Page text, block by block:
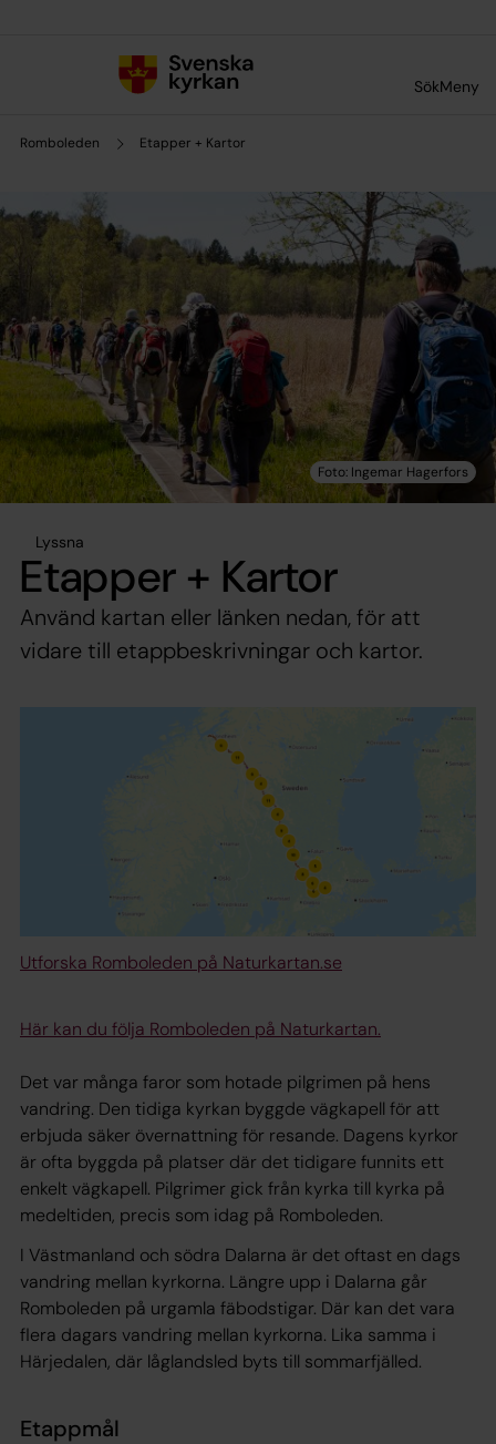
SökMeny
Romboleden Etapper + Kartor
Lyssna
Etapper + Kartor
Använd kartan eller länken nedan, för att
vidare till etappbeskrivningar och kartor.
Utforska Romboleden på Naturkartan.se
Här kan du följa Romboleden på Naturkartan.
Det var många faror som hotade pilgrimen på hens
vandring. Den tidiga kyrkan byggde vägkapell för att
erbjuda säker övernattning för resande. Dagens kyrkor
är ofta byggda på platser där det tidigare funnits ett
enkelt vägkapell. Pilgrimer gick från kyrka till kyrka på
medeltiden, precis som idag på Romboleden.
I Västmanland och södra Dalarna är det oftast en dags
vandring mellan kyrkorna. Längre upp i Dalarna går
Romboleden på urgamla fäbodstigar. Där kan det vara
flera dagars vandring mellan kyrkorna. Lika samma i
Härjedalen, där låglandsled byts till sommarfjälled.
Etappmål